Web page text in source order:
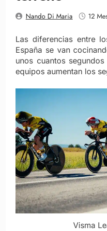
Nando Di Maria 12
Las diferencias entre
España se van
unos cuantos
equipos aumentan los
Visma